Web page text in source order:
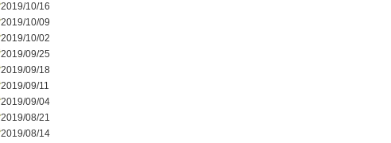
2019/10/16
2019/10/09
2019/10/02
2019/09/25
2019/09/18
2019/09/11
2019/09/04
2019/08/21
2019/08/14